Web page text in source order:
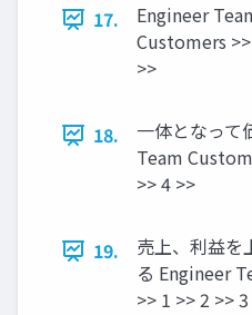
17.
Engineer
Customers
>>
18.
一体となって
Team
>> 4 >>
19.
売上、利益を
る Engineer
>> 1 >> 2 >>